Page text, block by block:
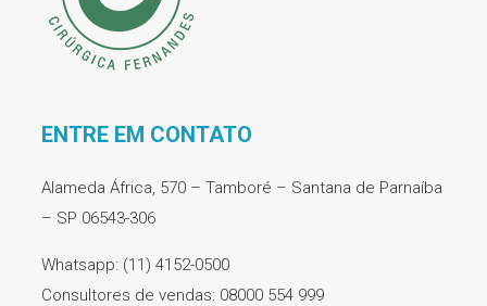
ENTRE EM CONTATO
Alameda África, 570 – Tamboré – Santana de Parnaíba
– SP 06543-306
Whatsapp: (11) 4152-0500
Consultores de vendas: 08000 554 999